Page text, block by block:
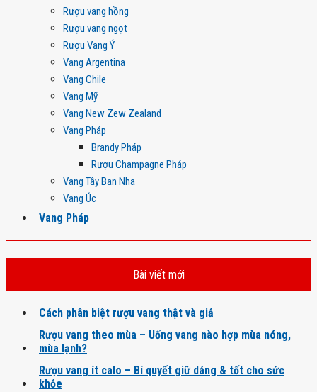
Rượu vang hồng
Rượu vang ngọt
Rượu Vang Ý
Vang Argentina
Vang Chile
Vang Mỹ
Vang New Zew Zealand
Vang Pháp
Brandy Pháp
Rượu Champagne Pháp
Vang Tây Ban Nha
Vang Úc
Vang Pháp
Bài viết mới
Cách phân biệt rượu vang thật và giả
Rượu vang theo mùa – Uống vang nào hợp mùa nóng,
mùa lạnh?
Rượu vang ít calo – Bí quyết giữ dáng & tốt cho sức
khỏe